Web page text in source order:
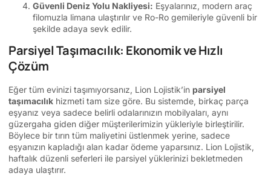
Güvenli Deniz Yolu Nakliyesi: Eşyalarınız, modern araç
filomuzla limana ulaştırılır ve Ro-Ro gemileriyle güvenli bir
şekilde adaya sevk edilir.
Parsiyel Taşımacılık: Ekonomik ve Hızlı
Çözüm
Eğer tüm evinizi taşımıyorsanız, Lion Lojistik’in parsiyel
taşımacılık hizmeti tam size göre. Bu sistemde, birkaç parça
eşyanız veya sadece belirli odalarınızın mobilyaları, aynı
güzergaha giden diğer müşterilerimizin yükleriyle birleştirilir.
Böylece bir tırın tüm maliyetini üstlenmek yerine, sadece
eşyanızın kapladığı alan kadar ödeme yaparsınız. Lion Lojistik,
haftalık düzenli seferleri ile parsiyel yüklerinizi bekletmeden
adaya ulaştırır.